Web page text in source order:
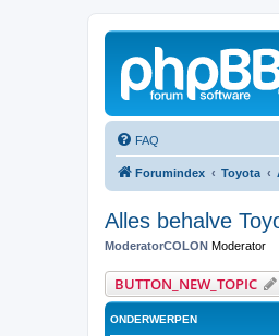
FAQ
Forumindex Toyota
Alles behalve
ModeratorCOLON Moderator
BUTTON_NEW_TOPIC
ONDERWERPEN